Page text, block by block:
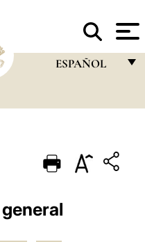
ESPAÑOL
PORTUGUÊS
ESPAÑOL